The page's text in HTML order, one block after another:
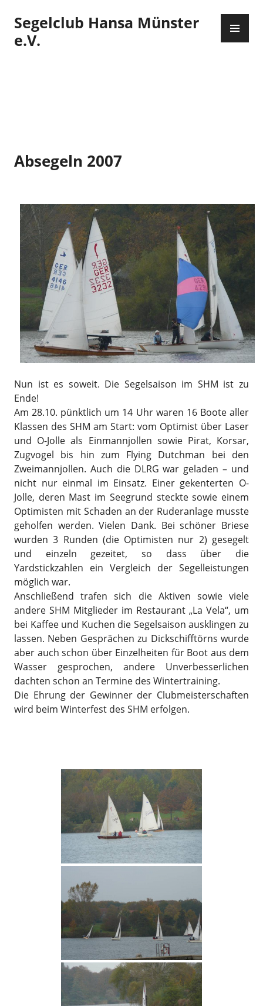
Inhalt
springen
Segelclub Hansa Münster
e.V.
Absegeln 2007
Nun ist es soweit. Die Segelsaison im SHM ist zu
Ende!
Am 28.10. pünktlich um 14 Uhr waren 16 Boote aller
Klassen des SHM am Start: vom Optimist über Laser
und O-Jolle als Einmannjollen sowie Pirat, Korsar,
Zugvogel bis hin zum Flying Dutchman bei den
Zweimannjollen. Auch die DLRG war geladen – und
nicht nur einmal im Einsatz. Einer gekenterten O-
Jolle, deren Mast im Seegrund steckte sowie einem
Optimisten mit Schaden an der Ruderanlage musste
geholfen werden. Vielen Dank. Bei schöner Briese
wurden 3 Runden (die Optimisten nur 2) gesegelt
und einzeln gezeitet, so dass über die
Yardstickzahlen ein Vergleich der Segelleistungen
möglich war.
Anschließend trafen sich die Aktiven sowie viele
andere SHM Mitglieder im Restaurant „La Vela“, um
bei Kaffee und Kuchen die Segelsaison ausklingen zu
lassen. Neben Gesprächen zu Dickschifftörns wurde
aber auch schon über Einzelheiten für Boot aus dem
Wasser gesprochen, andere Unverbesserlichen
dachten schon an Termine des Wintertraining.
Die Ehrung der Gewinner der Clubmeisterschaften
wird beim Winterfest des SHM erfolgen.